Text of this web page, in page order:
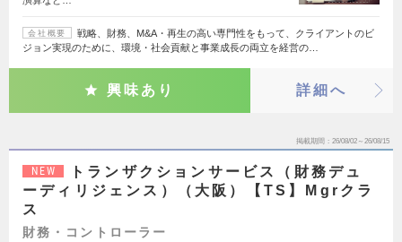
会社概要
戦略、財務、M&A・再生の高い専門性をもって、クライアントのビ
ジョン実現のために、環境・社会貢献と事業成長の両立を経営の…
興味あり 詳細へ
掲載期間 26/08/02～26/08/15
NEW
トランザクションサービス（財務デュ
ーディリジェンス）（大阪）【TS】Mgrクラ
ス
財務・コントローラー